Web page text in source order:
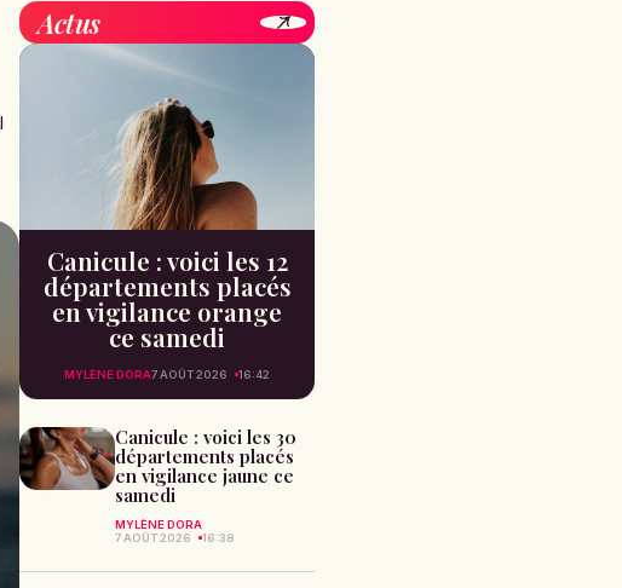
Actus
Canicule : voici les 12
départements placés
en vigilance orange
ce samedi
MYLÈNE DORA7 AOÛT 2026 16:42
Canicule : voici les 30
départements placés
en vigilance jaune ce
samedi
MYLÈNE DORA
7 AOÛT 2026
16:38